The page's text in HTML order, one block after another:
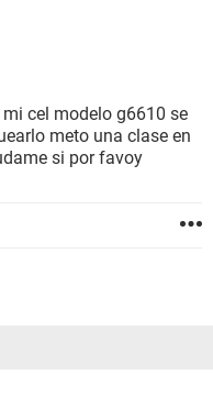
cel modelo g6610 se
meto una clase en
si por favoy